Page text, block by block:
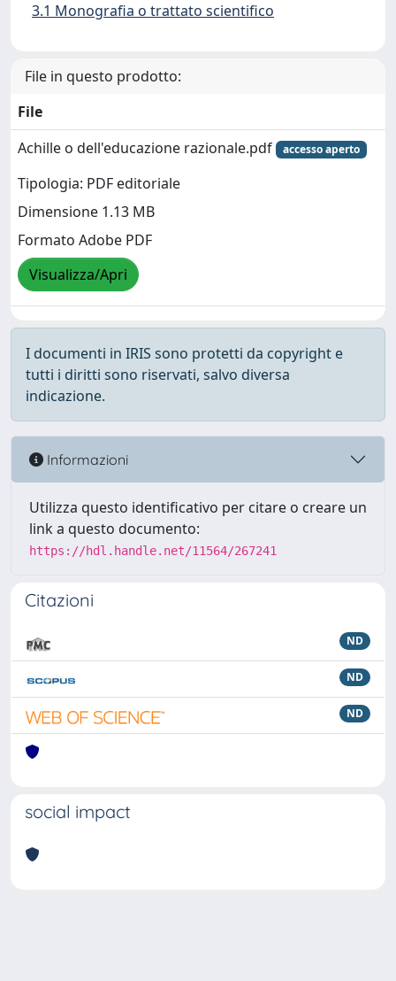
3.1 Monografia o trattato scientifico
File in questo prodotto:
File
Achille o dell'educazione razionale.pdf
accesso aperto
Tipologia: PDF editoriale
Dimensione 1.13 MB
Formato Adobe PDF
Visualizza/Apri
I documenti in IRIS sono protetti da copyright e
tutti i diritti sono riservati, salvo diversa
indicazione.
Informazioni
Utilizza questo identificativo per citare o creare un
link a questo documento:
https://hdl.handle.net/11564/267241
Citazioni
ND
ND
ND
social impact